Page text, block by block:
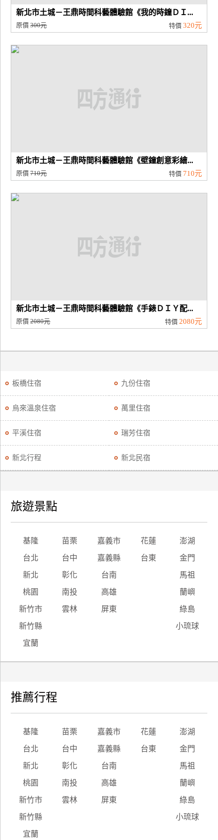
新北市土城－王鼎時間科藝體驗館《我的時鐘ＤＩ...
原價300元 特價 320元
新北市土城－王鼎時間科藝體驗館《壁鐘創意彩繪...
原價710元 特價 710元
新北市土城－王鼎時間科藝體驗館《手錶ＤＩＹ配...
原價2080元 特價 2080元
板橋住宿 九份住宿
烏來溫泉住宿 萬里住宿
平溪住宿 瑞芳住宿
新北行程 新北民宿
旅遊景點
基隆 苗栗 嘉義市 花蓮 澎湖
台北 台中 嘉義縣 台東 金門
新北 彰化 台南 馬祖
桃園 南投 高雄 蘭嶼
新竹市 雲林 屏東 綠島
新竹縣 小琉球
宜蘭
推薦行程
基隆 苗栗 嘉義市 花蓮 澎湖
台北 台中 嘉義縣 台東 金門
新北 彰化 台南 馬祖
桃園 南投 高雄 蘭嶼
新竹市 雲林 屏東 綠島
新竹縣 小琉球
宜蘭